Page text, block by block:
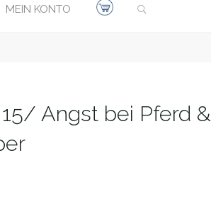
MEIN KONTO
Angst bei Pferd &